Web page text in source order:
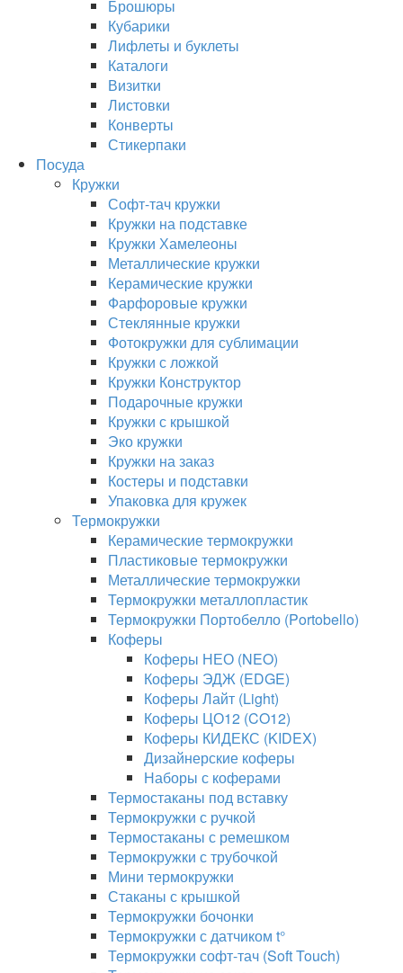
Брошюры
Кубарики
Лифлеты и буклеты
Каталоги
Визитки
Листовки
Конверты
Стикерпаки
Посуда
Кружки
Софт-тач кружки
Кружки на подставке
Кружки Хамелеоны
Металлические кружки
Керамические кружки
Фарфоровые кружки
Стеклянные кружки
Фотокружки для сублимации
Кружки с ложкой
Кружки Конструктор
Подарочные кружки
Кружки с крышкой
Эко кружки
Кружки на заказ
Костеры и подставки
Упаковка для кружек
Термокружки
Керамические термокружки
Пластиковые термокружки
Металлические термокружки
Термокружки металлопластик
Термокружки Портобелло (Portobello)
Коферы
Коферы НЕО (NEO)
Коферы ЭДЖ (EDGE)
Коферы Лайт (Light)
Коферы ЦО12 (CO12)
Коферы КИДЕКС (KIDEX)
Дизайнерские коферы
Наборы с коферами
Термостаканы под вставку
Термокружки с ручкой
Термостаканы с ремешком
Термокружки с трубочкой
Мини термокружки
Стаканы с крышкой
Термокружки бочонки
Термокружки с датчиком t°
Термокружки софт-тач (Soft Touch)